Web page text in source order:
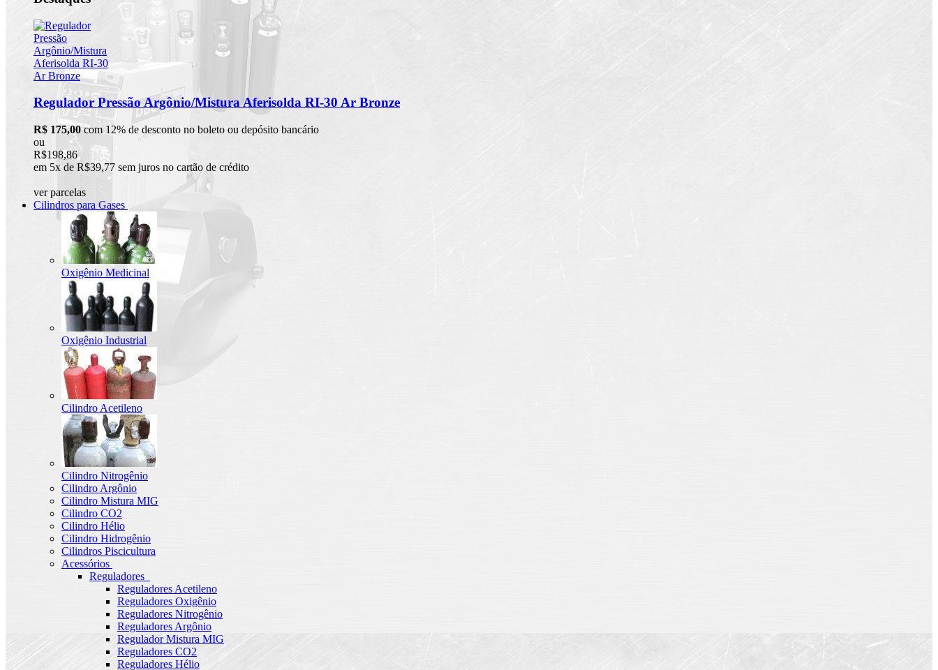
Regulador Pressão Argônio/Mistura Aferisolda RI-30 Ar Bronze
R$ 175,00com 12% de desconto no boleto ou depósito bancário
ou
R$198,86
em 5x de R$39,77 sem juros no cartão de crédito
ver parcelas
Cilindros para Gases
Oxigênio Medicinal
Oxigênio Industrial
Cilindro Acetileno
Cilindro Nitrogênio
Cilindro Argônio
Cilindro Mistura MIG
Cilindro CO2
Cilindro Hélio
Cilindro Hidrogênio
Cilindros Piscicultura
Acessórios
Reguladores
Reguladores Acetileno
Reguladores Oxigênio
Reguladores Nitrogênio
Reguladores Argônio
Regulador Mistura MIG
Reguladores CO2
Reguladores Hélio